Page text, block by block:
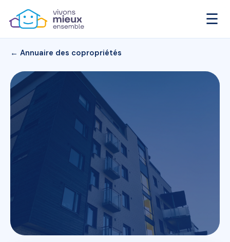
☰
← Annuaire des copropriétés